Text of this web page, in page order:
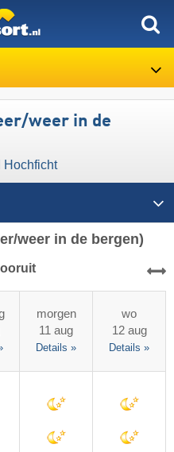
weer in de
Hochficht
weer in de bergen)
morgen
11 aug
Details »
wo
12 aug
Details »